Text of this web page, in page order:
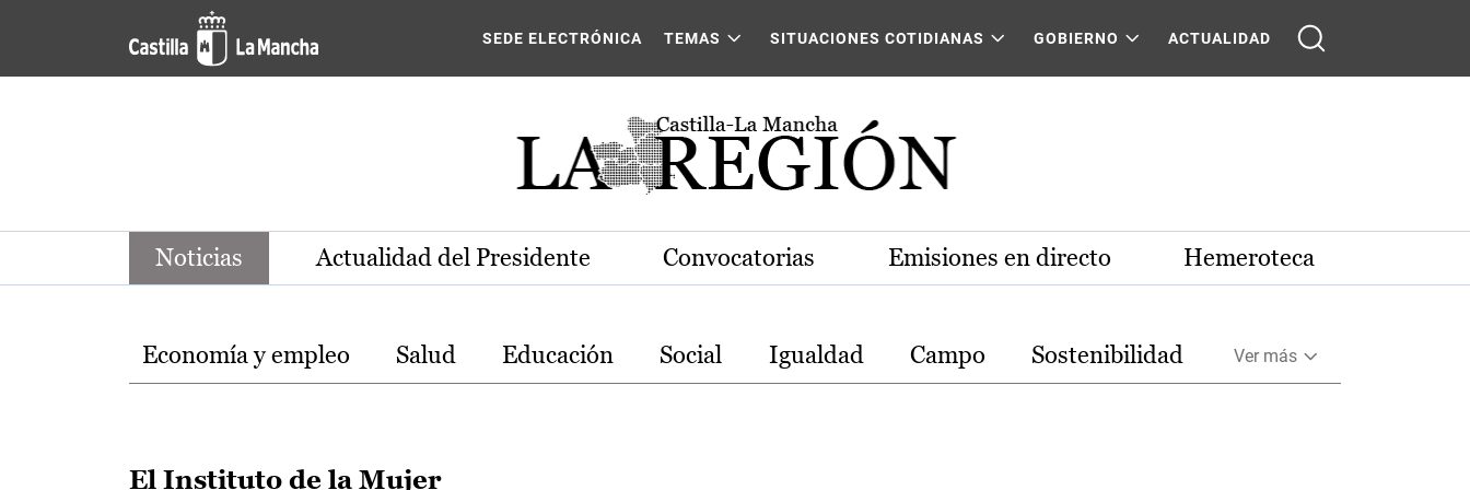
Pasar al contenido principal
Noticias de la región de Castilla-La Mancha
SEDE ELECTRÓNICA TEMAS SITUACIONES COTIDIANAS GOBIERNO ACTUALIDAD
Noticias Actualidad del Presidente Convocatorias Emisiones en directo Hemeroteca
Temas
Economía y empleo Salud Educación Social Igualdad Campo Sostenibilidad Ver más
El Instituto de la Mujer